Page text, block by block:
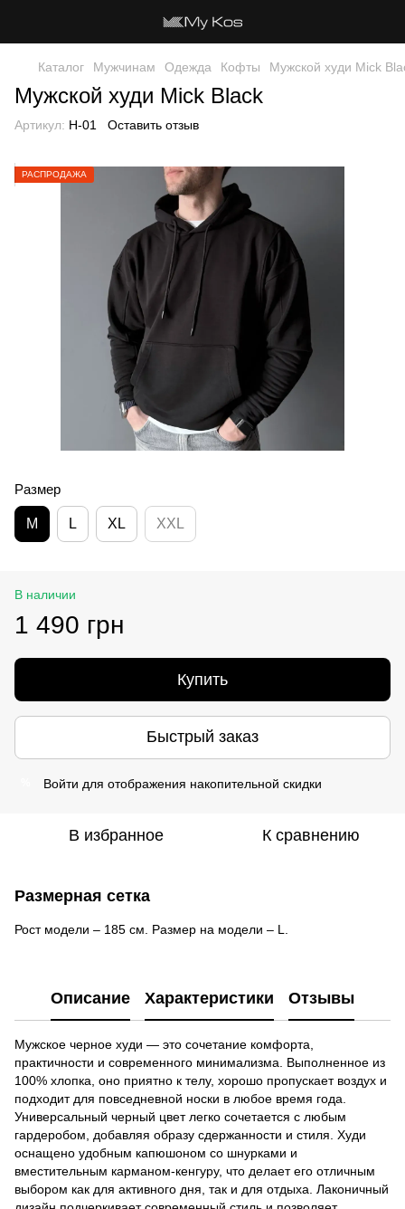
Каталог Мужчинам Одежда Кофты Мужской худи Mick
Мужской худи Mick Black
Артикул: H-01 Оставить отзыв
РАСПРОДАЖА
Размер
M L XL XXL
В наличии
1 490 грн
Купить
Быстрый заказ
Войти для отображения накопительной скидки
В избранное К сравнению
Размерная сетка
Рост модели – 185 см. Размер на модели – L.
Описание Характеристики Отзывы
Мужское черное худи — это сочетание комфорта,
практичности и современного минимализма. Выполненное из
100% хлопка, оно приятно к телу, хорошо пропускает воздух и
подходит для повседневной носки в любое время года.
Универсальный черный цвет легко сочетается с любым
гардеробом, добавляя образу сдержанности и стиля. Худи
оснащено удобным капюшоном со шнурками и
вместительным карманом-кенгуру, что делает его отличным
выбором как для активного дня, так и для отдыха. Лаконичный